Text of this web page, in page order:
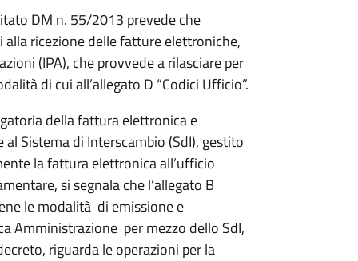
DM n. 55/2013 prevede che
ricezione delle fatture elettroniche,
(IPA), che provvede a rilasciare per
di cui all’allegato D “Codici Ufficio”.
della fattura elettronica e
Sistema di Interscambio (SdI), gestito
la fattura elettronica all’ufficio
si segnala che l’allegato B
le modalità di emissione e
Amministrazione per mezzo dello SdI,
riguarda le operazioni per la